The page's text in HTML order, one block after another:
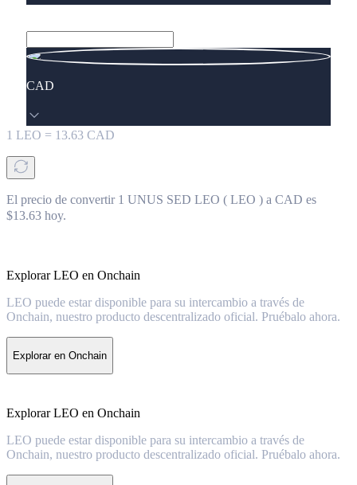
CAD
1 LEO = 13.63 CAD
El precio de convertir 1 UNUS SED LEO ( LEO ) a CAD es
$13.63 hoy.
Explorar LEO en Onchain
LEO puede estar disponible para su intercambio a través de
Onchain, nuestro producto descentralizado oficial. Pruébalo ahora.
Explorar en Onchain
Explorar LEO en Onchain
LEO puede estar disponible para su intercambio a través de
Onchain, nuestro producto descentralizado oficial. Pruébalo ahora.